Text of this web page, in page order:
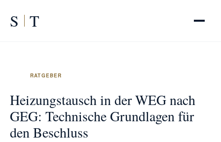
S T
RATGEBER
Heizungstausch in der WEG nach
GEG: Technische Grundlagen für
den Beschluss